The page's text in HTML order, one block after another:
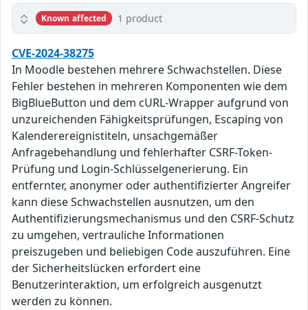
Known affected 1 product
CVE-2024-38275
In Moodle bestehen mehrere Schwachstellen. Diese
Fehler bestehen in mehreren Komponenten wie dem
BigBlueButton und dem cURL-Wrapper aufgrund von
unzureichenden Fähigkeitsprüfungen, Escaping von
Kalenderereignistiteln, unsachgemäßer
Anfragebehandlung und fehlerhafter CSRF-Token-
Prüfung und Login-Schlüsselgenerierung. Ein
entfernter, anonymer oder authentifizierter Angreifer
kann diese Schwachstellen ausnutzen, um den
Authentifizierungsmechanismus und den CSRF-Schutz
zu umgehen, vertrauliche Informationen
preiszugeben und beliebigen Code auszuführen. Eine
der Sicherheitslücken erfordert eine
Benutzerinteraktion, um erfolgreich ausgenutzt
werden zu können.